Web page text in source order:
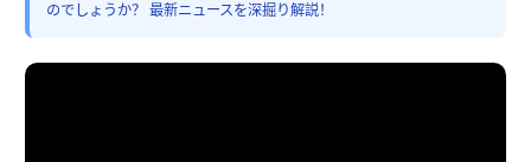
のでしょうか？ 最新ニュースを深掘り解説！